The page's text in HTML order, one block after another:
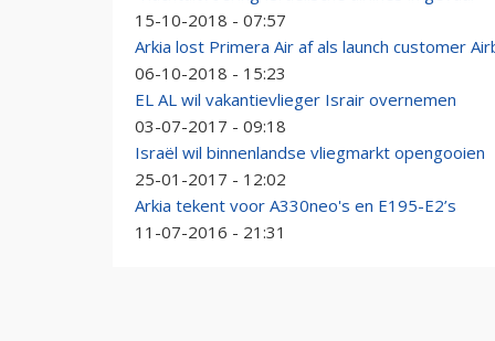
15-10-2018 - 07:57
Arkia lost Primera Air af als launch customer
06-10-2018 - 15:23
EL AL wil vakantievlieger Israir overnemen
03-07-2017 - 09:18
Israël wil binnenlandse vliegmarkt opengooien
25-01-2017 - 12:02
Arkia tekent voor A330neo's en E195-E2’s
11-07-2016 - 21:31